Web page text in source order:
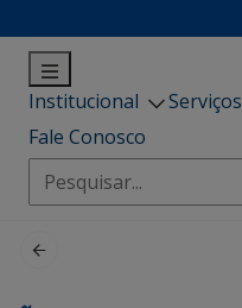
Institucional Serviços
Fale Conosco
Pesquisar
por: